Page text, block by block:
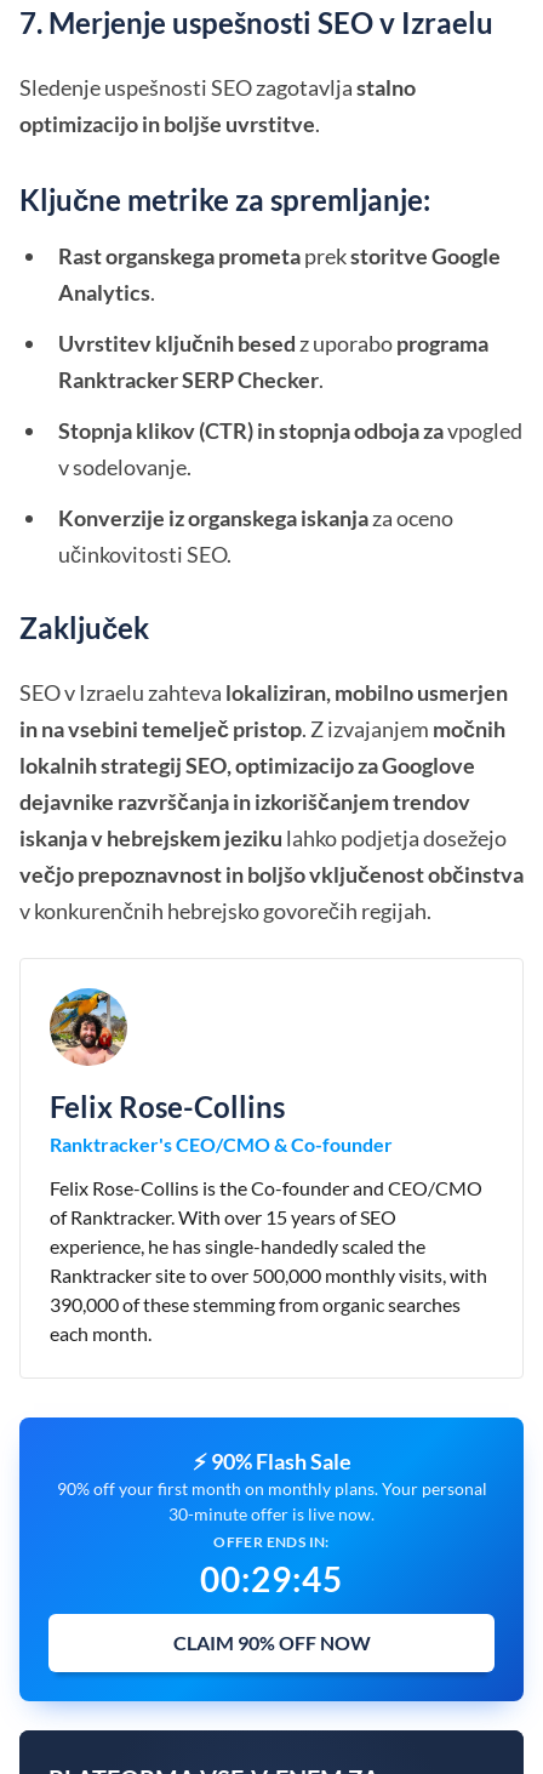
7. Merjenje uspešnosti SEO v Izraelu
Sledenje uspešnosti SEO zagotavljastalno
optimizacijo in boljše uvrstitve.
Ključne metrike za spremljanje:
Rast organskega prometaprekstoritve Google
Analytics.
Uvrstitev ključnih besed z uporaboprograma
Ranktracker SERP Checker.
Stopnja klikov (CTR) in stopnja odboja zavpogled
v sodelovanje.
Konverzije iz organskega iskanjaza oceno
učinkovitosti SEO.
Zaključek
SEO v Izraelu zahteva lokaliziran, mobilno usmerjen
in na vsebini temelječ pristop. Z izvajanjem močnih
lokalnih strategij SEO, optimizacijo za Googlove
dejavnike razvrščanja in izkoriščanjem trendov
iskanja v hebrejskem jeziku lahko podjetja dosežejo
večjo prepoznavnost in boljšo vključenost občinstva
v konkurenčnih hebrejsko govorečih regijah.
Felix Rose-Collins
Ranktracker's CEO/CMO & Co-founder
Felix Rose-Collins is the Co-founder and CEO/CMO
of Ranktracker. With over 15 years of SEO
experience, he has single-handedly scaled the
Ranktracker site to over 500,000 monthly visits, with
390,000 of these stemming from organic searches
each month.
⚡ 90% Flash Sale
90% off your first month on monthly plans. Your personal
30-minute offer is live now.
OFFER ENDS IN:
00:29:45
CLAIM 90% OFF NOW